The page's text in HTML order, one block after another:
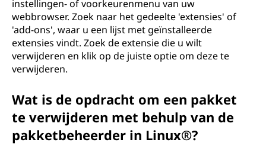
instellingen- of voorkeurenmenu van uw
webbrowser. Zoek naar het gedeelte 'extensies' of
'add-ons', waar u een lijst met geïnstalleerde
extensies vindt. Zoek de extensie die u wilt
verwijderen en klik op de juiste optie om deze te
verwijderen.
Wat is de opdracht om een pakket
te verwijderen met behulp van de
pakketbeheerder in Linux®?